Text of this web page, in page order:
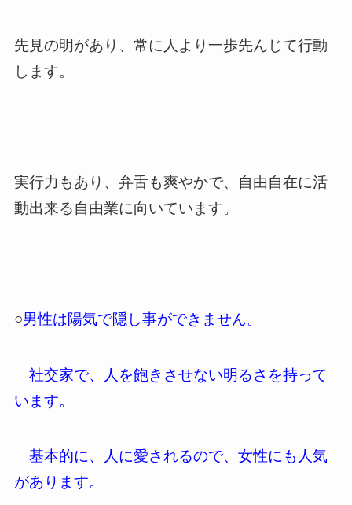
先見の明があり、常に人より一歩先んじて行動
します。
実行力もあり、弁舌も爽やかで、自由自在に活
動出来る自由業に向いています。
○男性は陽気で隠し事ができません。
社交家で、人を飽きさせない明るさを持って
います。
基本的に、人に愛されるので、女性にも人気
があります。